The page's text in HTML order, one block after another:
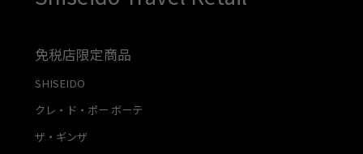
免税店限定商品
SHISEIDO
クレ・ド・ポー ボーテ
ザ・ギンザ